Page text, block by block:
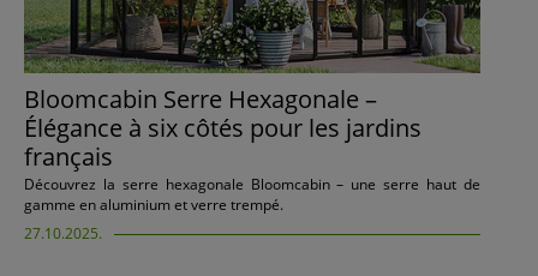
Bloomcabin Serre Hexagonale –
Élégance à six côtés pour les jardins
français
Découvrez la serre hexagonale Bloomcabin – une serre haut de
gamme en aluminium et verre trempé.
27.10.2025.